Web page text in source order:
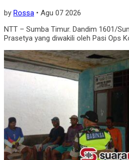
by Rossa • Agu 07 2026
NTT – Sumba Timur. Dandim 1601/
Prasetya yang diwakili oleh Pasi Ops